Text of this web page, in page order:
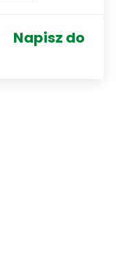
Napisz do